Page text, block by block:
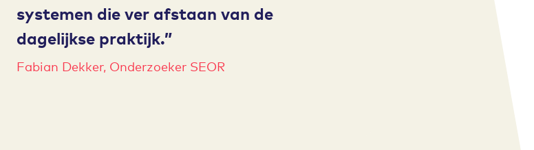
systemen die ver afstaan van de
dagelijkse praktijk.
Fabian Dekker, Onderzoeker SEOR